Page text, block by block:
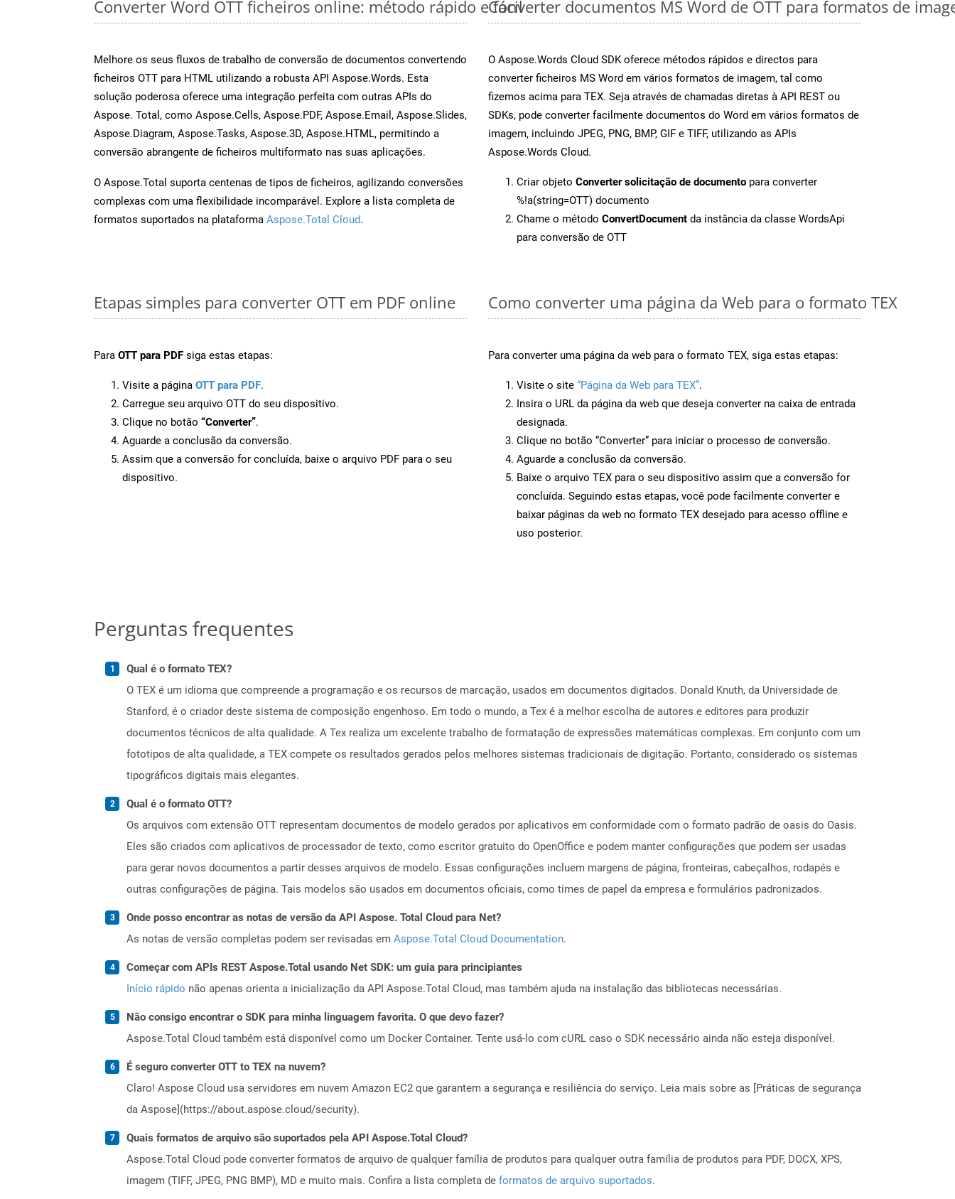
Converter Word OTT ficheiros online: método rápido e fácil
Melhore os seus fluxos de trabalho de conversão de documentos convertendo
ficheiros OTT para HTML utilizando a robusta API Aspose.Words. Esta
solução poderosa oferece uma integração perfeita com outras APIs do
Aspose. Total, como Aspose.Cells, Aspose.PDF, Aspose.Email, Aspose.Slides,
Aspose.Diagram, Aspose.Tasks, Aspose.3D, Aspose.HTML, permitindo a
conversão abrangente de ficheiros multiformato nas suas aplicações.
O Aspose.Total suporta centenas de tipos de ficheiros, agilizando conversões
complexas com uma flexibilidade incomparável. Explore a lista completa de
formatos suportados na plataforma Aspose.Total Cloud.
Converter documentos MS Word de OTT para formatos de
O Aspose.Words Cloud SDK oferece métodos rápidos e directos para
converter ficheiros MS Word em vários formatos de imagem, tal como
fizemos acima para TEX. Seja através de chamadas diretas à API REST ou
SDKs, pode converter facilmente documentos do Word em vários formatos de
imagem, incluindo JPEG, PNG, BMP, GIF e TIFF, utilizando as APIs
Aspose.Words Cloud.
Criar objeto Converter solicitação de documento para converter
%!a(string=OTT) documento
Chame o método ConvertDocument da instância da classe WordsApi
para conversão de OTT
Etapas simples para converter OTT em PDF online
Para OTT para PDF siga estas etapas:
Visite a página OTT para PDF.
Carregue seu arquivo OTT do seu dispositivo.
Clique no botão “Converter”.
Aguarde a conclusão da conversão.
Assim que a conversão for concluída, baixe o arquivo PDF para o seu
dispositivo.
Como converter uma página da Web para o formato TEX
Para converter uma página da web para o formato TEX, siga estas etapas:
Visite o site “Página da Web para TEX”.
Insira o URL da página da web que deseja converter na caixa de entrada
designada.
Clique no botão “Converter” para iniciar o processo de conversão.
Aguarde a conclusão da conversão.
Baixe o arquivo TEX para o seu dispositivo assim que a conversão for
concluída. Seguindo estas etapas, você pode facilmente converter e
baixar páginas da web no formato TEX desejado para acesso offline e
uso posterior.
Perguntas frequentes
Qual é o formato TEX?
O TEX é um idioma que compreende a programação e os recursos de marcação, usados ​​em documentos digitados. Donald Knuth, da Universidade de
Stanford, é o criador deste sistema de composição engenhoso. Em todo o mundo, a Tex é a melhor escolha de autores e editores para produzir
documentos técnicos de alta qualidade. A Tex realiza um excelente trabalho de formatação de expressões matemáticas complexas. Em conjunto com um
fototipos de alta qualidade, a TEX compete os resultados gerados pelos melhores sistemas tradicionais de digitação. Portanto, considerado os sistemas
tipográficos digitais mais elegantes.
Qual é o formato OTT?
Os arquivos com extensão OTT representam documentos de modelo gerados por aplicativos em conformidade com o formato padrão de oasis do Oasis.
Eles são criados com aplicativos de processador de texto, como escritor gratuito do OpenOffice e podem manter configurações que podem ser usadas
para gerar novos documentos a partir desses arquivos de modelo. Essas configurações incluem margens de página, fronteiras, cabeçalhos, rodapés e
outras configurações de página. Tais modelos são usados ​​em documentos oficiais, como times de papel da empresa e formulários padronizados.
Onde posso encontrar as notas de versão da API Aspose. Total Cloud para Net?
As notas de versão completas podem ser revisadas em Aspose.Total Cloud Documentation.
Começar com APIs REST Aspose.Total usando Net SDK: um guia para principiantes
Início rápido não apenas orienta a inicialização da API Aspose.Total Cloud, mas também ajuda na instalação das bibliotecas necessárias.
Não consigo encontrar o SDK para minha linguagem favorita. O que devo fazer?
Aspose.Total Cloud também está disponível como um Docker Container. Tente usá-lo com cURL caso o SDK necessário ainda não esteja disponível.
É seguro converter OTT to TEX na nuvem?
Claro! Aspose Cloud usa servidores em nuvem Amazon EC2 que garantem a segurança e resiliência do serviço. Leia mais sobre as [Práticas de segurança
da Aspose](https://about.aspose.cloud/security).
Quais formatos de arquivo são suportados pela API Aspose.Total Cloud?
Aspose.Total Cloud pode converter formatos de arquivo de qualquer família de produtos para qualquer outra família de produtos para PDF, DOCX, XPS,
imagem (TIFF, JPEG, PNG BMP), MD e muito mais. Confira a lista completa de formatos de arquivo suportados.